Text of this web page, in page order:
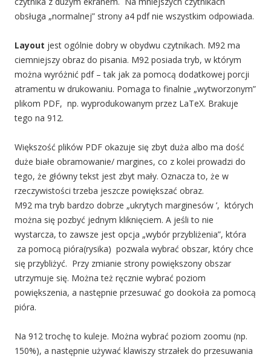
obsługa „normalnej” strony a4 pdf nie wszystkim odpowiada.
Layout jest ogólnie dobry w obydwu czytnikach. M92 ma
ciemniejszy obraz do pisania. M92 posiada tryb, w którym
można wyróżnić pdf – tak jak za pomocą dodatkowej porcji
atramentu w drukowaniu. Pomaga to finalnie „wytworzonym”
plikom PDF, np. wyprodukowanym przez LaTeX. Brakuje
tego na 912.
Większość plików PDF okazuje się zbyt duża albo ma dość
duże białe obramowanie/ margines, co z kolei prowadzi do
tego, że główny tekst jest zbyt mały. Oznacza to, że w
rzeczywistości trzeba jeszcze powiększać obraz.
M92 ma tryb bardzo dobrze „ukrytych marginesów ’, których
można się pozbyć jednym kliknięciem. A jeśli to nie
wystarcza, to zawsze jest opcja „wybór przybliżenia”, która
za pomocą pióra(rysika) pozwala wybrać obszar, który chce
się przybliżyć. Przy zmianie strony powiększony obszar
utrzymuje się. Można też ręcznie wybrać poziom
powiększenia, a następnie przesuwać go dookoła za pomocą
pióra.
Na 912 trochę to kuleje. Można wybrać poziom zoomu (np.
150%), a następnie używać klawiszy strzałek do przesuwania